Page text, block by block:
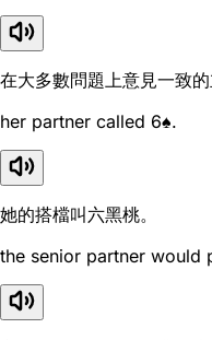
在大多數問題上意見一致
her partner called 6♠.
她的搭檔叫六黑桃。
the senior partner would